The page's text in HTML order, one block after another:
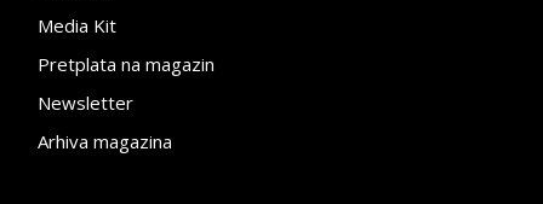
Media Kit
Pretplata na magazin
Newsletter
Arhiva magazina